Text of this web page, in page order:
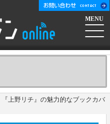
MENU
野リチ』の魅力的なブックカバ